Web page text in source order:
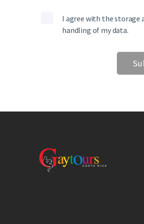
I agree with the storage
handling of my data.